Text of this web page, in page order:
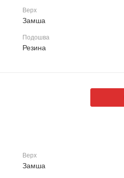
Верх
Замша
Подошва
Резина
Верх
Замша